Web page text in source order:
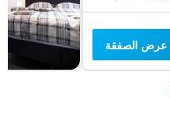
عرض الصفقة